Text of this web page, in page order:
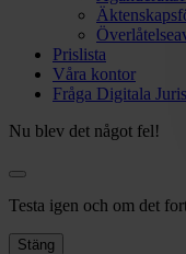
Prislista
Våra kontor
Fråga Digitala
Nu blev det något fel!
Testa igen och om det
Stäng